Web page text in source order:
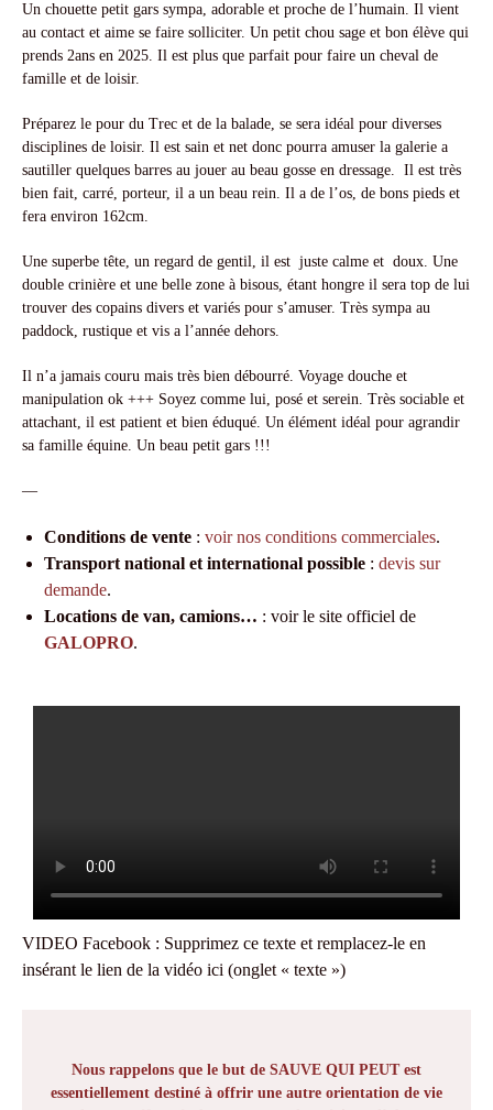
Un chouette petit gars sympa, adorable et proche de l’humain. Il vient
au contact et aime se faire solliciter. Un petit chou sage et bon élève qui
prends 2ans en 2025. Il est plus que parfait pour faire un cheval de
famille et de loisir.
Préparez le pour du Trec et de la balade, se sera idéal pour diverses
disciplines de loisir. Il est sain et net donc pourra amuser la galerie a
sautiller quelques barres au jouer au beau gosse en dressage. Il est très
bien fait, carré, porteur, il a un beau rein. Il a de l’os, de bons pieds et
fera environ 162cm.
Une superbe tête, un regard de gentil, il est juste calme et doux. Une
double crinière et une belle zone à bisous, étant hongre il sera top de lui
trouver des copains divers et variés pour s’amuser. Très sympa au
paddock, rustique et vis a l’année dehors.
Il n’a jamais couru mais très bien débourré. Voyage douche et
manipulation ok +++ Soyez comme lui, posé et serein. Très sociable et
attachant, il est patient et bien éduqué. Un élément idéal pour agrandir
sa famille équine. Un beau petit gars !!!
—
Conditions de vente : voir nos conditions commerciales.
Transport national et international possible : devis sur
demande.
Locations de van, camions… : voir le site officiel de
GALOPRO.
VIDEO Facebook : Supprimez ce texte et remplacez-le en
insérant le lien de la vidéo ici (onglet « texte »)
Nous rappelons que le but de SAUVE QUI PEUT est
essentiellement destiné à offrir une autre orientation de vie